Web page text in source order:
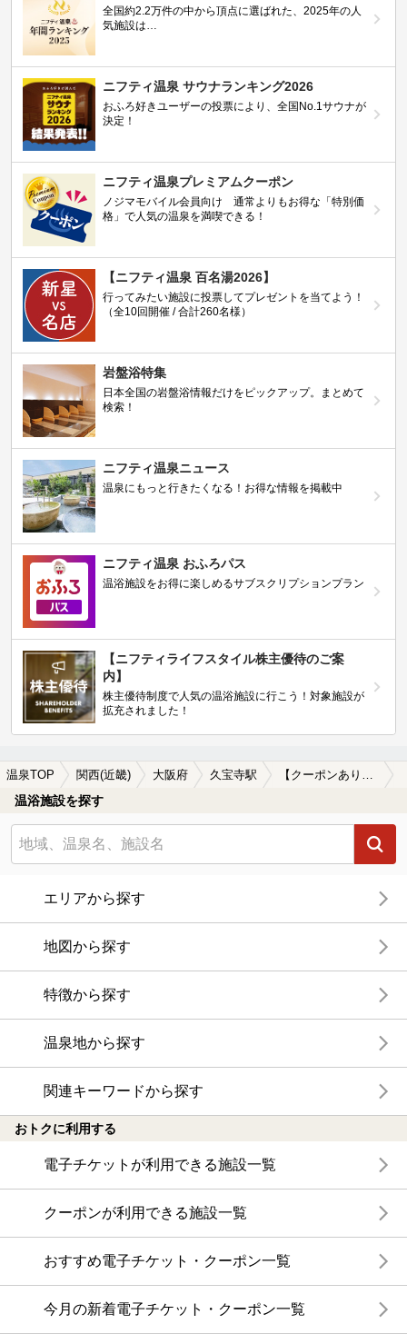
全国約2.2万件の中から頂点に選ばれた、2025年の人
気施設は…
ニフティ温泉 サウナランキング2026
おふろ好きユーザーの投票により、全国No.1サウナが
決定！
ニフティ温泉プレミアムクーポン
ノジマモバイル会員向け 通常よりもお得な「特別価
格」で人気の温泉を満喫できる！
【ニフティ温泉 百名湯2026】
行ってみたい施設に投票してプレゼントを当てよう！
（全10回開催 / 合計260名様）
岩盤浴特集
日本全国の岩盤浴情報だけをピックアップ。まとめて
検索！
ニフティ温泉ニュース
温泉にもっと行きたくなる！お得な情報を掲載中
ニフティ温泉 おふろパス
温浴施設をお得に楽しめるサブスクリプションプラン
【ニフティライフスタイル株主優待のご案
内】
株主優待制度で人気の温浴施設に行こう！対象施設が
拡充されました！
温泉TOP 関西(近畿) 大阪府 久宝寺駅 【クーポンあり】炭酸水素塩泉が楽しめる久宝寺駅近くの温泉、日帰り温泉、スーパー銭湯おすすめ
温浴施設を探す
エリアから探す
地図から探す
特徴から探す
温泉地から探す
関連キーワードから探す
おトクに利用する
電子チケットが利用できる施設一覧
クーポンが利用できる施設一覧
おすすめ電子チケット・クーポン一覧
今月の新着電子チケット・クーポン一覧